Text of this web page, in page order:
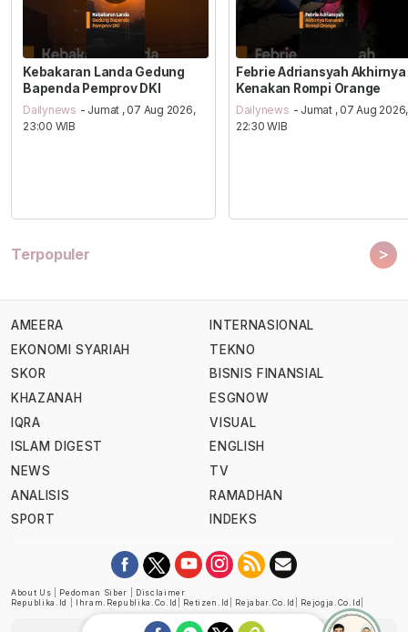
Kebakaran Landa Gedung
Bapenda Pemprov DKI
Dailynews - Jumat , 07 Aug 2026,
23:00 WIB
Febrie Adriansyah Akhirnya
Kenakan Rompi Orange
Dailynews - Jumat , 07 Aug 2026,
22:30 WIB
Terpopuler >
AMEERA
EKONOMI SYARIAH
SKOR
KHAZANAH
IQRA
ISLAM DIGEST
NEWS
ANALISIS
SPORT
INTERNASIONAL
TEKNO
BISNIS FINANSIAL
ESGNOW
VISUAL
ENGLISH
TV
RAMADHAN
INDEKS
About Us Pedoman Siber
Disclaimer
Republika.id
Ihram.republika.co.id Retizen.id Rejabar.co.id Rejogja.co.id